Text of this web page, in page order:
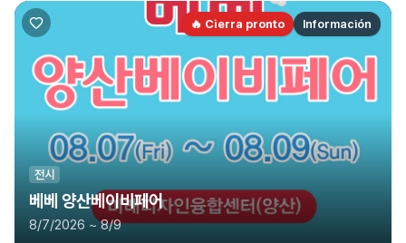
🔥 Cierra pronto Información
전시
베베 양산베이비페어
8/7/2026 ~ 8/9